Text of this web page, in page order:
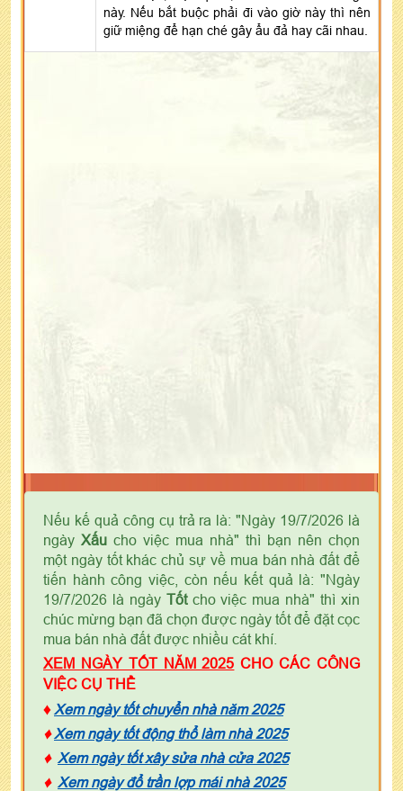
này. Nếu bắt buộc phải đi vào giờ này thì nên
giữ miệng để hạn ché gây ẩu đả hay cãi nhau.
Nếu kế quả công cụ trả ra là: "Ngày 19/7/2026 là
ngày Xấu cho việc mua nhà" thì bạn nên chọn
một ngày tốt khác chủ sự về mua bán nhà đất để
tiến hành công việc, còn nếu kết quả là: "Ngày
19/7/2026 là ngày Tốtcho việc mua nhà" thì xin
chúc mừng bạn đã chọn được ngày tốt để đặt cọc
mua bán nhà đất được nhiều cát khí.
XEM NGÀY TỐT NĂM 2025 CHO CÁC CÔNG
VIỆC CỤ THỂ
♦ Xem ngày tốt chuyển nhà năm 2025
♦ Xem ngày tốt động thổ làm nhà 2025
♦ Xem ngày tốt xây sửa nhà cửa 2025
♦ Xem ngày đổ trần lợp mái nhà 2025